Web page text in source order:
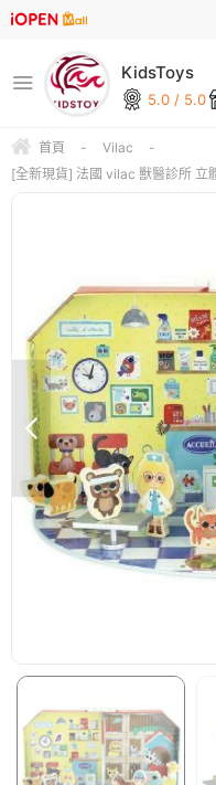
KidsToys
5.0 / 5.0
首頁 - Vilac
-
[全新現貨] 法國 vilac 獸醫診所 立